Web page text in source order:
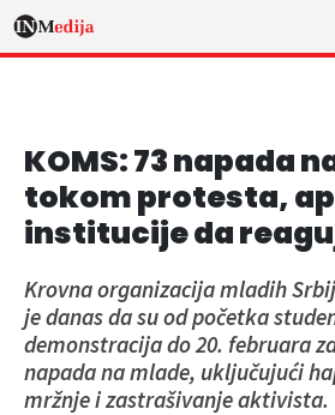
KOMS: 73 napada
tokom protesta,
institucije da
Krovna organizacija mladih
je danas da su od početka
demonstracija do 20. februara
napada na mlade, uključujući
mržnje i zastrašivanje aktivista.